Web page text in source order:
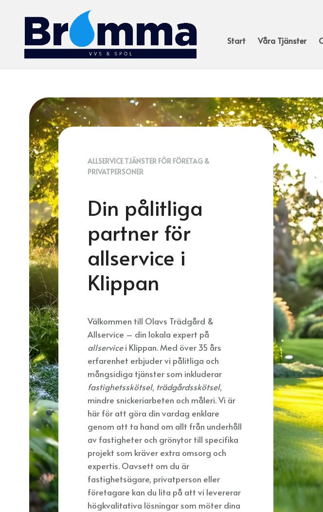
Start Våra Tjänster
ALLSERVICE TJÄNSTER FÖR FÖRETAG &
PRIVATPERSONER
Din pålitliga
partner för
allservice i
Klippan
Välkommen till Olavs Trädgård &
Allservice – din lokala expert på
allservicei Klippan. Med över 35 års
erfarenhet erbjuder vi pålitliga och
mångsidiga tjänster som inkluderar
fastighetsskötsel, trädgårdsskötsel,
mindre snickeriarbeten och måleri. Vi är
här för att göra din vardag enklare
genom att ta hand om allt från underhåll
av fastigheter och grönytor till specifika
projekt som kräver extra omsorg och
expertis. Oavsett om du är
fastighetsägare, privatperson eller
företagare kan du lita på att vi levererar
högkvalitativa lösningar som möter dina